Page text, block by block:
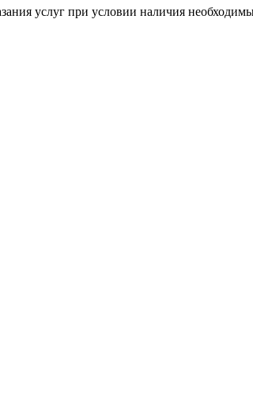
услуг при условии наличия